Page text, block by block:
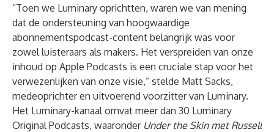
“Toen we Luminary oprichtten, waren we van mening
dat de ondersteuning van hoogwaardige
abonnementspodcast-content belangrijk was voor
zowel luisteraars als makers. Het verspreiden van onze
inhoud op Apple Podcasts is een cruciale stap voor het
verwezenlijken van onze visie,” stelde Matt Sacks,
medeoprichter en uitvoerend voorzitter van Luminary.
Het Luminary-kanaal omvat meer dan 30 Luminary
Original Podcasts, waaronder Under the Skin met Russell